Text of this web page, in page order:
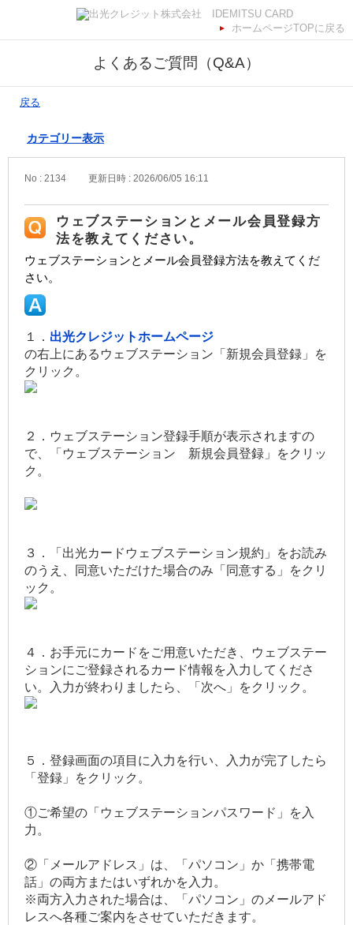
ホームページTOPに戻る
よくあるご質問（Q&A）
戻る
カテゴリー表示
No : 2134 更新日時 : 2026/06/05 16:11
ウェブステーションとメール会員登録方
法を教えてください。
ウェブステーションとメール会員登録方法を教えてくだ
さい。
１． 出光クレジットホームページ
の右上にあるウェブステーション「新規会員登録」を
クリック。
２．ウェブステーション登録手順が表示されますの
で、「ウェブステーション 新規会員登録」をクリッ
ク。
３．「出光カードウェブステーション規約」をお読み
のうえ、同意いただけた場合のみ「同意する」をクリ
ック。
４．お手元にカードをご用意いただき、ウェブステー
ションにご登録されるカード情報を入力してくださ
い。入力が終わりましたら、「次へ」をクリック。
５．登録画面の項目に入力を行い、入力が完了したら
「登録」をクリック。
①ご希望の「ウェブステーションパスワード」を入
力。
②「メールアドレス」は、「パソコン」か「携帯電
話」の両方またはいずれかを入力。
※両方入力された場合は、「パソコン」のメールアド
レスへ各種ご案内をさせていただきます。